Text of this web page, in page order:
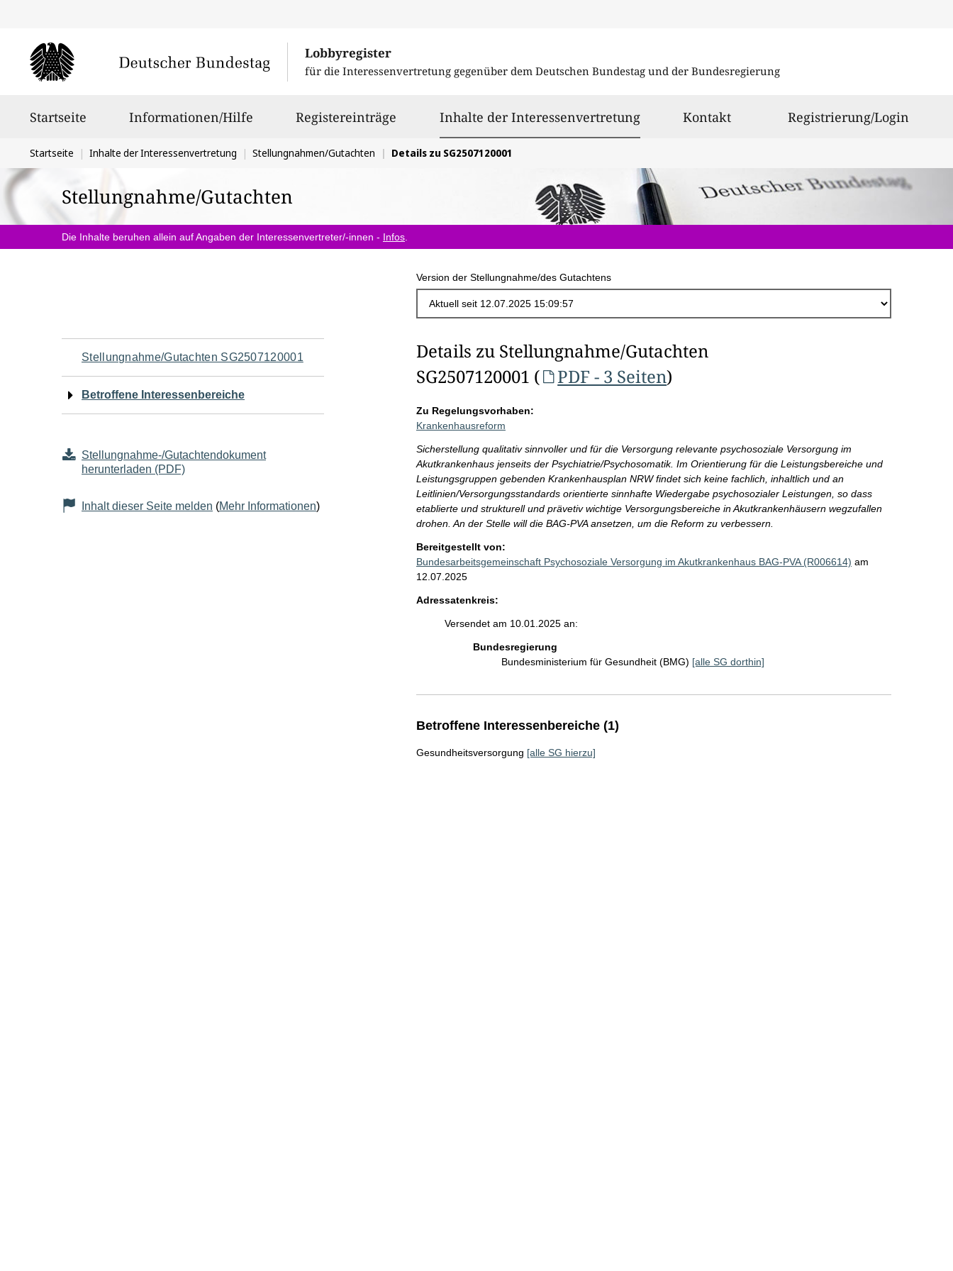
Lobbyregister
für die Interessenvertretung gegenüber dem Deutschen Bundestag und der Bundesregierung
Startseite Informationen/Hilfe Registereinträge Inhalte der Interessenvertretungausgewählt
Kontakt Registrierung/Login
Sie
befinden
sich
hier:
Startseite Inhalte der Interessenvertretung Stellungnahmen/Gutachten Details zu SG2507120001
Stellungnahme/Gutachten
Die Inhalte beruhen allein auf Angaben der Interessenvertreter/-innen - Infos
Version der Stellungnahme/des Gutachtens
Navigation
für
Seiteninhalt
Stellungnahme/Gutachten SG2507120001
Betroffene Interessenbereiche
Stellungnahme-/Gutachtendokument
herunterladen (PDF)
Inhalt dieser Seite melden (Mehr Informationen)
Details zu Stellungnahme/Gutachten
SG2507120001 (
PDF - 3 Seiten)
Zu Regelungsvorhaben:
Krankenhausreform
Sicherstellung qualitativ sinnvoller und für die Versorgung relevante psychosoziale Versorgung im
Akutkrankenhaus jenseits der Psychiatrie/Psychosomatik. Im Orientierung für die Leistungsbereiche und
Leistungsgruppen gebenden Krankenhausplan NRW findet sich keine fachlich, inhaltlich und an
Leitlinien/Versorgungsstandards orientierte sinnhafte Wiedergabe psychosozialer Leistungen, so dass
etablierte und strukturell und prävetiv wichtige Versorgungsbereiche in Akutkrankenhäusern wegzufallen
drohen. An der Stelle will die BAG-PVA ansetzen, um die Reform zu verbessern.
Bereitgestellt von:
Bundesarbeitsgemeinschaft Psychosoziale Versorgung im Akutkrankenhaus BAG-PVA (R006614) am
12.07.2025
Adressatenkreis:
Versendet am 10.01.2025 an:
Bundesregierung
Bundesministerium für Gesundheit (BMG) [alle SG dorthin]
Betroffene Interessenbereiche (1)
Gesundheitsversorgung [alle SG hierzu]